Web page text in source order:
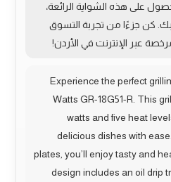
على هذه الشواية الرائعة،
كن جزءًا من تجربة التسوق
عبر الإنترنت في الأردن!
Experience the perfect
Watts GR-18G51-R. This
watts and five heat
delicious dishes with
plates, you’ll enjoy tasty and
design includes an oil drip